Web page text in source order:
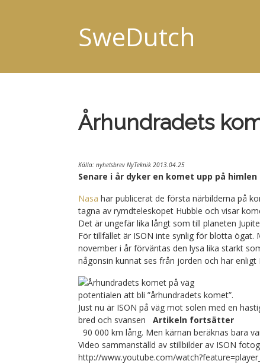
SweDutch
Århundradets
Källa: nyhetsbrev NyTeknik 2013.04.25
Senare i år dyker en komet upp på
Nasa har publicerat de första närbilderna på
tagna av rymdteleskopet Hubble och visar
Det är ungefär lika långt som till planeten
För tillfället är ISON inte synlig för blotta ögat.
november i år förväntas den lysa lika starkt
någonsin kunnat ses från jorden och har enligt
potentialen att bli ”århundradets komet”.
Just nu är ISON på väg mot solen med en
bred och svansen Artikeln fortsätter
90 000 km lång. Men kärnan beräknas bara
Video sammanställd av stillbilder av ISON
http://www.youtube.com/